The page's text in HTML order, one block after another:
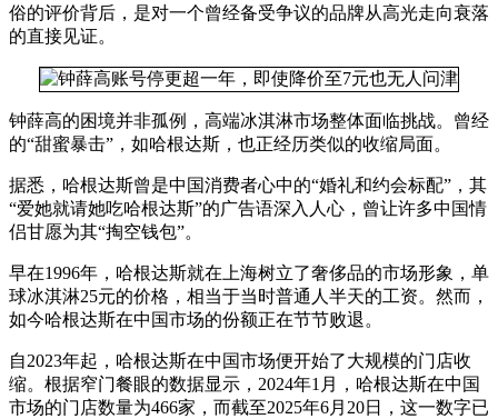
俗的评价背后，是对一个曾经备受争议的品牌从高光走向衰落
的直接见证。
钟薛高的困境并非孤例，高端冰淇淋市场整体面临挑战。曾经
的“甜蜜暴击”，如哈根达斯，也正经历类似的收缩局面。
据悉，哈根达斯曾是中国消费者心中的“婚礼和约会标配”，其
“爱她就请她吃哈根达斯”的广告语深入人心，曾让许多中国情
侣甘愿为其“掏空钱包”。
早在1996年，哈根达斯就在上海树立了奢侈品的市场形象，单
球冰淇淋25元的价格，相当于当时普通人半天的工资。然而，
如今哈根达斯在中国市场的份额正在节节败退。
自2023年起，哈根达斯在中国市场便开始了大规模的门店收
缩。根据窄门餐眼的数据显示，2024年1月，哈根达斯在中国
市场的门店数量为466家，而截至2025年6月20日，这一数字已